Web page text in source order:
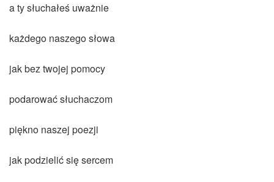
a ty słuchałeś uważnie
każdego naszego słowa
jak bez twojej pomocy
podarować słuchaczom
piękno naszej poezji
jak podzielić się sercem